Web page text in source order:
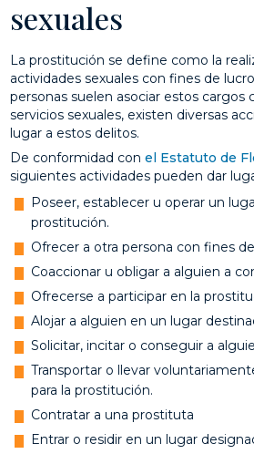
sexuales
La prostitución se define como la
actividades sexuales con fines de
personas suelen asociar estos cargos
servicios sexuales, existen diversas
lugar a estos delitos.
De conformidad conel Estatuto de
siguientes actividades pueden dar
Poseer, establecer u operar un
prostitución.
Ofrecer a otra persona con fines
Coaccionar u obligar a alguien a
Ofrecerse a participar en la
Alojar a alguien en un lugar
Solicitar, incitar o conseguir a
Transportar o llevar
para la prostitución.
Contratar a una prostituta
Entrar o residir en un lugar